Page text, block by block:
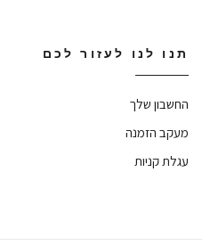
תנו לנו לעזור לכם
החשבון שלך
מעקב הזמנה
עגלת קניות